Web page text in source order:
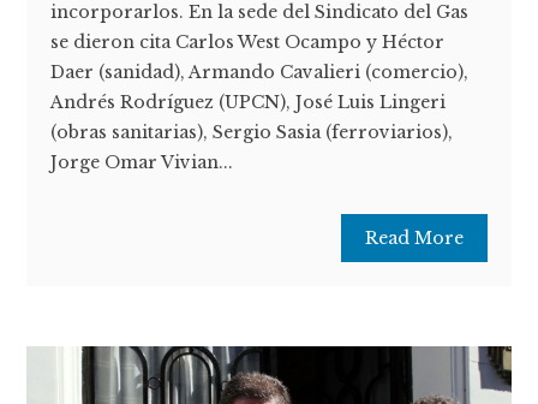
incorporarlos. En la sede del Sindicato del Gas
se dieron cita Carlos West Ocampo y Héctor
Daer (sanidad), Armando Cavalieri (comercio),
Andrés Rodríguez (UPCN), José Luis Lingeri
(obras sanitarias), Sergio Sasia (ferroviarios),
Jorge Omar Vivian...
Read More